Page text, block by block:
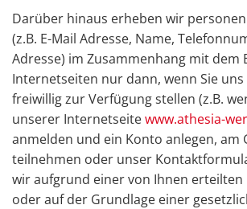
Darüber hinaus erheben wir
(z.B. E-Mail Adresse, Name,
Adresse) im Zusammenhang mit dem
Internetseiten nur dann, wenn Sie
freiwillig zur Verfügung stellen (z.B.
unserer Internetseitewww.athesia-
anmelden und ein Konto anlegen, am
teilnehmen oder unser
wir aufgrund einer von Ihnen erteilten
oder auf der Grundlage einer